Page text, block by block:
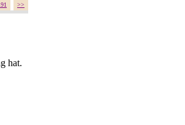
>>
hat.